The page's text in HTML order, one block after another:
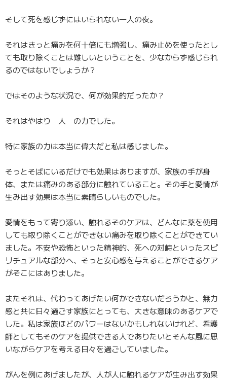
そして死を感じずにはいられない一人の夜。
それはきっと痛みを何十倍にも増強し、痛み止めを使ったとし
ても取り除くことは難しいということを、少なからず感じられ
るのではないでしょうか？
ではそのような状況で、何が効果的だったか？
それはやはり 人 の力でした。
特に家族の力は本当に偉大だと私は感じました。
そっとそばにいるだけでも効果はありますが、家族の手が身
体、または痛みのある部分に触れていること。その手と愛情が
生み出す効果は本当に素晴らしいものでした。
愛情をもって寄り添い、触れるそのケアは、どんなに薬を使用
しても取り除くことができない痛みを取り除くことができてい
ました。不安や恐怖といった精神的、 死への対峙といったスピ
リチュアルな部分へ、そっと安心感を与えることができるケア
がそこにはありました。
またそれは、代わってあげたい何かできないだろうかと、無力
感と共に日々過ごす家族にとっても、 大きな意味のあるケアで
した。私は家族ほどのパワーはないかもしれないけれど、 看護
師としてもそのケアを提供できる人でありたいとそんな風に思
いながらケアを考える日々を過ごしていました。
がんを例にあげましたが、人が人に触れるケアが生み出す効果